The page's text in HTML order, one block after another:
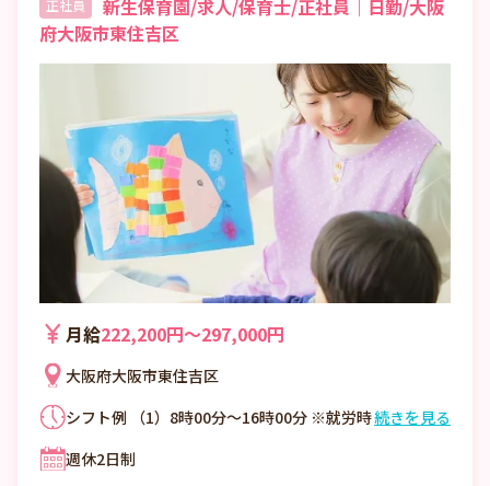
正社員
新生保育園/求人/保育士/正社員｜日勤/大阪
府大阪市東住吉区
月給222,200円〜297,000円
大阪府大阪市東住吉区
シフト例 （1）8時00分～16時00分 ※就労時
なし。 ※休憩60分（法定通り） 残業なし
続きを見る
週休2日制